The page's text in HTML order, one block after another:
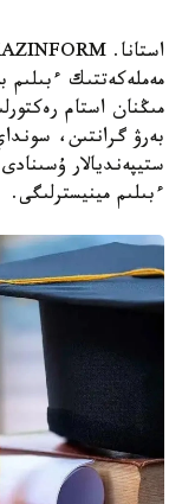
مىڭنان استام
بەرۋ گرانتىن،
ستيپەنديالار
ءبىلىم مينيسترلىگى.